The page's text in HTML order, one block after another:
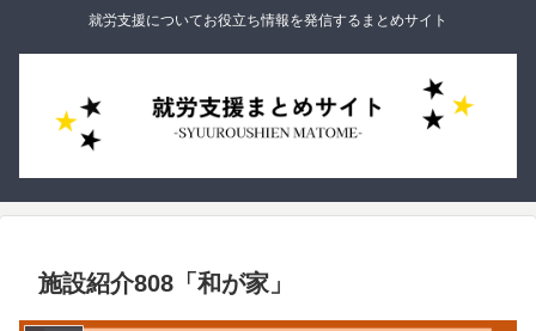
就労支援についてお役立ち情報を発信するまとめサイト
施設紹介808「和が家」